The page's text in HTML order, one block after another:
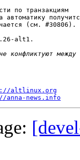
по транзакциям
(см. #30806).
alt1.
altlinux.org
anna-news.info